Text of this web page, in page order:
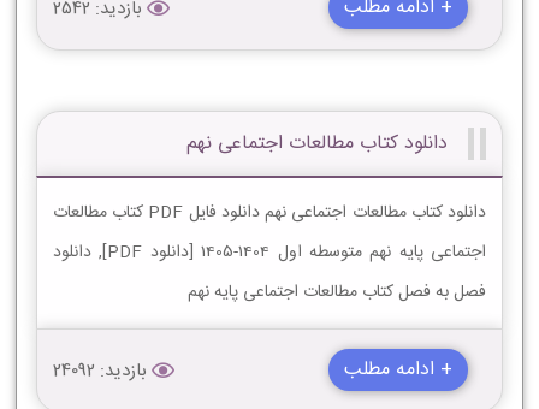
+ ادامه مطلب بازدید: 2542
دانلود کتاب مطالعات اجتماعی نهم
دانلود کتاب مطالعات اجتماعی نهم دانلود فایل PDF کتاب مطالعات
اجتماعی پایه نهم متوسطه اول 1404-1405 [دانلود PDF], دانلود
فصل به فصل کتاب مطالعات اجتماعی پایه نهم
+ ادامه مطلب بازدید: 24092